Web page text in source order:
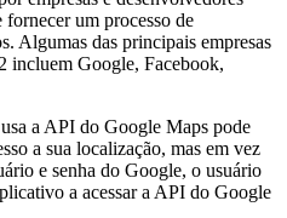
um processo de
Algumas das principais empresas
incluem Google, Facebook,
a API do Google Maps pode
a sua localização, mas em vez
e senha do Google, o usuário
a acessar a API do Google